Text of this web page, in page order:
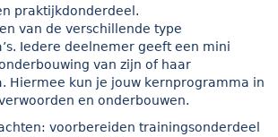
praktijkdonderdeel.
van de verschillende type
Iedere deelnemer geeft een mini
van zijn of haar
Hiermee kun je jouw kernprogramma in
en onderbouwen.
voorbereiden trainingsonderdeel